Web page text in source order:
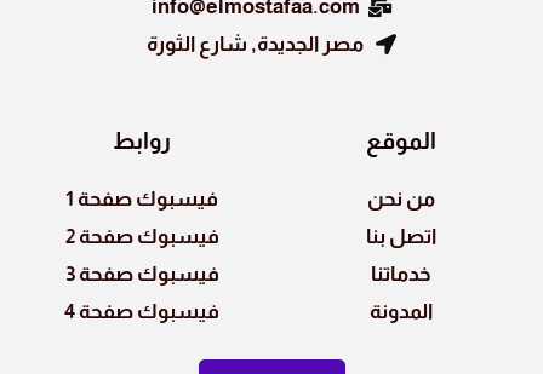
info@elmostafaa.com
مصر الجديدة, شارع الثورة
الموقع
من نحن
اتصل بنا
خدماتنا
المدونة
روابط
فيسبوك صفحة 1
فيسبوك صفحة 2
فيسبوك صفحة 3
فيسبوك صفحة 4